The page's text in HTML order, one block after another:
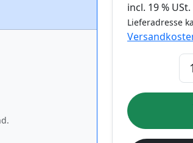
incl. 19 %
Lieferadresse